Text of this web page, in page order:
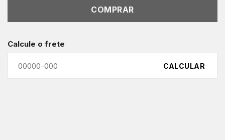
COMPRAR
Calcule o frete
CALCULAR